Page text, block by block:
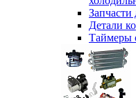
Запчасти
Детали
Таймеры